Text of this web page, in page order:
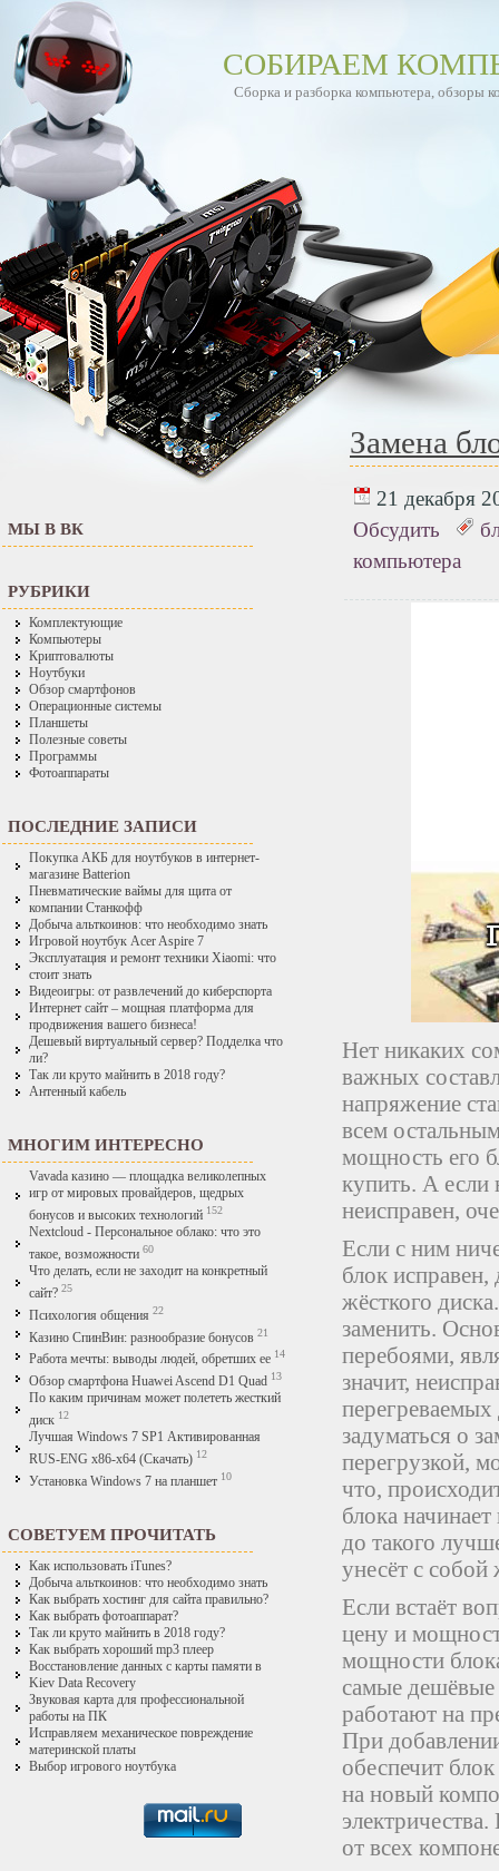
СОБИРАЕМ
Сборка и разборка компьютера, обзоры
МЫ В ВК
РУБРИКИ
Комплектующие
Компьютеры
Криптовалюты
Ноутбуки
Обзор смартфонов
Операционные системы
Планшеты
Полезные советы
Программы
Фотоаппараты
ПОСЛЕДНИЕ ЗАПИСИ
Покупка АКБ для ноутбуков в интернет-
магазине Batterion
Пневматические ваймы для щита от
компании Станкофф
Добыча альткоинов: что необходимо знать
Игровой ноутбук Acer Aspire 7
Эксплуатация и ремонт техники Xiaomi: что
стоит знать
Видеоигры: от развлечений до киберспорта
Интернет сайт – мощная платформа для
продвижения вашего бизнеса!
Дешевый виртуальный сервер? Подделка что
ли?
Так ли круто майнить в 2018 году?
Антенный кабель
МНОГИМ ИНТЕРЕСНО
Vavada казино — площадка великолепных
игр от мировых провайдеров, щедрых
бонусов и высоких технологий 152
Nextcloud - Персональное облако: что это
такое, возможности 60
Что делать, если не заходит на конкретный
сайт? 25
Психология общения 22
Казино СпинВин: разнообразие бонусов 21
Работа мечты: выводы людей, обретших ее 14
Обзор смартфона Huawei Ascend D1 Quad 13
По каким причинам может полететь жесткий
диск 12
Лучшая Windows 7 SP1 Активированная
RUS-ENG x86-x64 (Скачать) 12
Установка Windows 7 на планшет 10
СОВЕТУЕМ ПРОЧИТАТЬ
Как использовать iTunes?
Добыча альткоинов: что необходимо знать
Как выбрать хостинг для сайта правильно?
Как выбрать фотоаппарат?
Так ли круто майнить в 2018 году?
Как выбрать хороший mp3 плеер
Восстановление данных с карты памяти в
Kiev Data Recovery
Звуковая карта для профессиональной
работы на ПК
Исправляем механическое повреждение
материнской платы
Выбор игрового ноутбука
Замена
21 декабря
Обсудить
компьютера
Нет никаких
важных
напряжение
всем
мощность его
купить. А если
неисправен,
Если с ним
блок
жёсткого
заменить.
перебоями,
значит,
перегреваемых
задуматься о
перегрузкой,
что,
блока
до такого
унесёт с
Если встаёт
цену и
мощности
самые
работают на
При
обеспечит
на новый
от всех